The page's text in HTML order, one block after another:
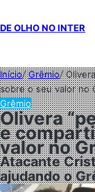
DE OLHO NO INTER
Início/Grêmio/
sobre o seu valor no
Grêmio
Olivera
e
valor no
Atacante
ajudando o